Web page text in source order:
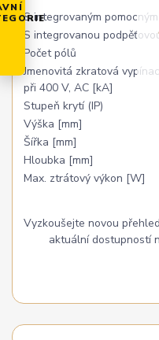
S integrovaným
S integrovanou
Počet pólů
Jmenovitá zkratová
při 400 V, AC [kA]
Stupeň krytí (IP)
Výška [mm]
Šířka [mm]
Hloubka [mm]
Max. ztrátový výkon [W]
Vyzkoušejte novou
aktuální dostupností